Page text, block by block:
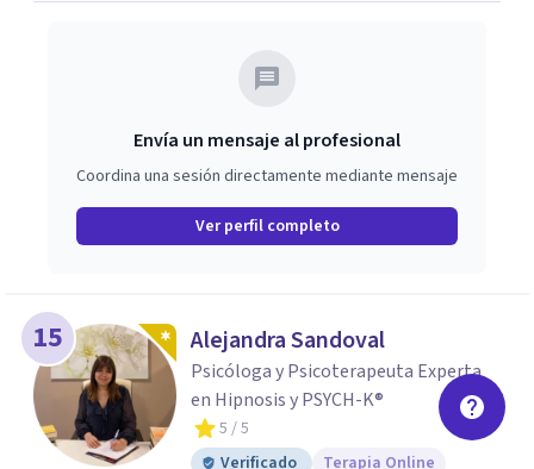
Envía un mensaje al profesional
Coordina una sesión directamente mediante mensaje
Ver perfil completo
15 Alejandra Sandoval
Psicóloga y Psicoterapeuta Experta
en Hipnosis y PSYCH-K®
5 / 5
Verificado
Terapia Online